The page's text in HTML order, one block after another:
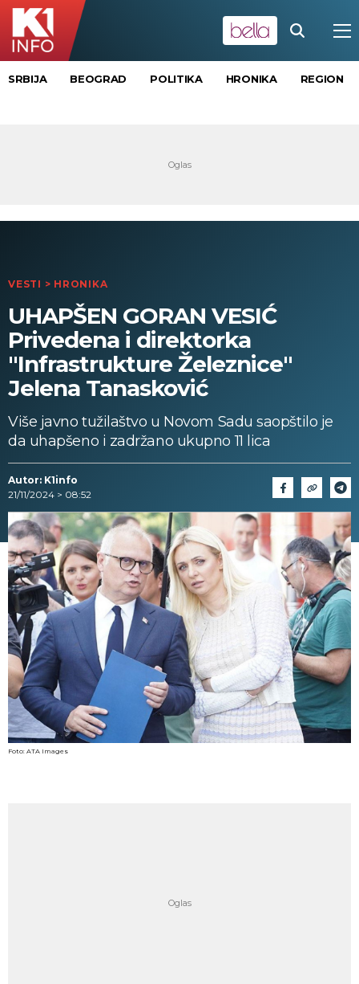
SRBIJA BEOGRAD POLITIKA HRONIKA REGION
VESTI > HRONIKA
UHAPŠEN GORAN VESIĆ
Privedena i direktorka
"Infrastrukture Železnice"
Jelena Tanasković
Više javno tužilaštvo u Novom Sadu saopštilo je
da uhapšeno i zadržano ukupno 11 lica
Autor: K1info
21/11/2024 > 08:52
Foto: ATA Images